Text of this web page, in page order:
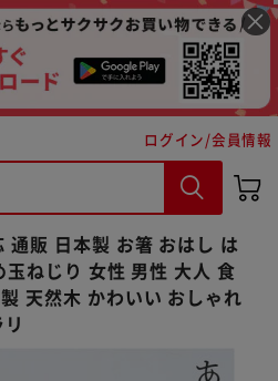
ログイン/会員情報
通販 日本製 お箸 おはし は
ねじり 女性 男性 大人 食
天然木 かわいい おしゃれ
購入手続きへ